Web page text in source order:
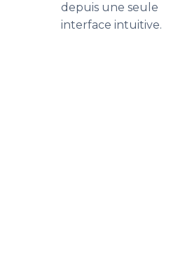
depuis une seule
interface intuitive.